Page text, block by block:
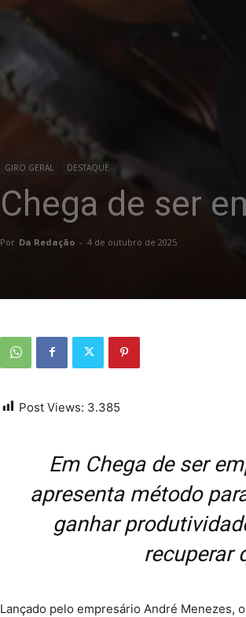
GIRO GERAL DESTAQUE
Chega de ser
Por Da Redação - 4 de outubro de 2025
Post Views: 3.385
Em Chega de ser
apresenta método
ganhar
recuperar
Lançado pelo empresário André Menezes,